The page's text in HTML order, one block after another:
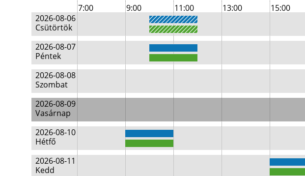
7:00
9:00 11:00 13:00 15:00
2026-08-06
Csütörtök
2026-08-07
Péntek
2026-08-08
Szombat
2026-08-09
Vasárnap
2026-08-10
Hétfő
2026-08-11
Kedd